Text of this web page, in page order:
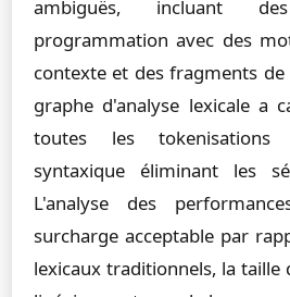
ambiguës, incluant
programmation avec des
contexte et des fragments
graphe d'analyse lexicale a
toutes les tokenisations
syntaxique éliminant les
L'analyse des
surcharge acceptable par
lexicaux traditionnels, la taille